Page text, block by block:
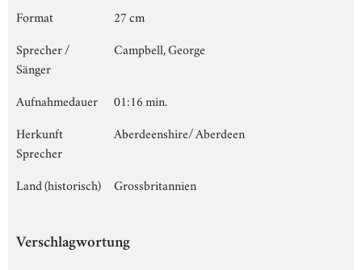
Format
27 cm
Sprecher /
Sänger
Campbell, George
Aufnahmedauer
01:16 min.
Herkunft
Sprecher
Aberdeenshire/ Aberdeen
Land (historisch) Grossbritannien
Verschlagwortung